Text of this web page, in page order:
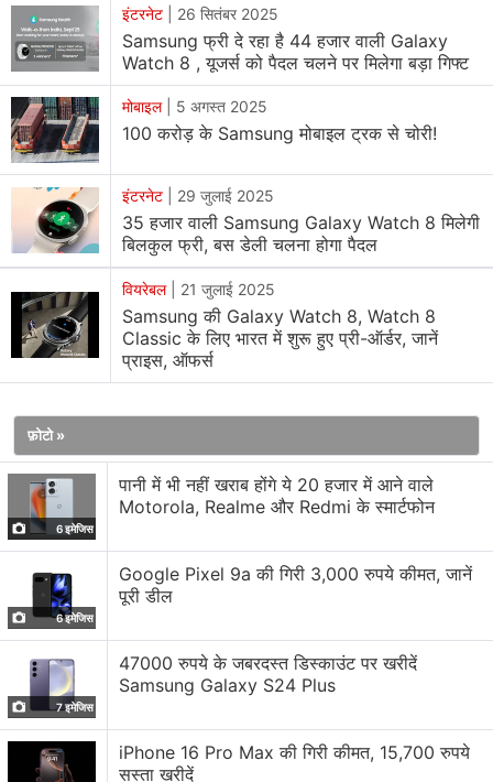
availability
Samsung Galaxy Watch 8 को 40mm और 44mm वेरिएंट्स
में लॉन्च किया गया है, जो Graphite और Silver कलर ऑप्शन में
मिलेंगे। वहीं,
Watch 8 Classicसिर्फ 46mm साइज में आया है और
Black व White कलर में उपलब्ध होगी। Galaxy Watch 8 की
कीमत 36,999 रुपये (40mm) और 39,999 रुपये (44mm) है,
जबकि Watch 8 Classic को 50,999 रुपये में लॉन्च किया गया
है।
ग्लोबल मार्केट में वेनिला मॉडल की शुरुआती कीमत $349 (करीब
30,000 रुपये), जबकि Classic मॉडल की कीमत $499 (करीब
42,800 रुपये) रखी गई है। दोनों मॉडल प्री-ऑर्डर के लिए उपलब्ध हैं
और इनकी सेल 25 जुलाई से शुरू होगी।
Galaxy Watch 8, Watch 8 Classic specifications
Galaxy Watch 8 में 1.34-इंच (40mm) और 1.47-इंच
(44mm) Super AMOLED डिस्प्ले है, जो Sapphire Crystal
प्रोटेक्शन के साथ आता है। वॉच का वजन 30g (40mm) और 34g
(44mm) है। इसमें 2GB RAM और 32GB स्टोरेज मिलती है।
बैटरी कैपेसिटी 40mm मॉडल में 325mAh और 44mm मॉडल में
435mAh रखी गई है।
वहीं, दूसरी ओर Galaxy Watch 8 Classic मॉडल में 1.34-इंच
(438 x 438 पिक्सल) Super AMOLED डिस्प्ले है जो
Sapphire Crystal से प्रोटेक्टेड है। इसका वजन 63.5g है और ये
इंटरनेट 26 सितंबर 2025
Samsung फ्री दे रहा है 44 हजार वाली Galaxy
Watch 8 , यूजर्स को पैदल चलने पर मिलेगा बड़ा गिफ्ट
मोबाइल| 5 अगस्त 2025
100 करोड़ के Samsung मोबाइल ट्रक से चोरी!
इंटरनेट 29 जुलाई 2025
35 हजार वाली Samsung Galaxy Watch 8 मिलेगी
बिलकुल फ्री, बस डेली चलना होगा पैदल
वियरेबल| 21 जुलाई 2025
Samsung की Galaxy Watch 8, Watch 8
Classic के लिए भारत में शुरू हुए प्री-ऑर्डर, जानें
प्राइस, ऑफर्स
फ़ोटो »
6 इमेजिस
पानी में भी नहीं खराब होंगे ये 20 हजार में आने वाले
Motorola, Realme और Redmi के स्मार्टफोन
6 इमेजिस
Google Pixel 9a की गिरी 3,000 रुपये कीमत, जानें
पूरी डील
7 इमेजिस
47000 रुपये के जबरदस्त डिस्काउंट पर खरीदें
Samsung Galaxy S24 Plus
iPhone 16 Pro Max की गिरी कीमत, 15,700 रुपये
सस्ता खरीदें